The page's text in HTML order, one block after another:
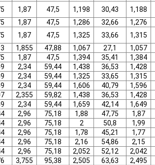
1,87 47,5 1,198 30,43 1,188
1,87 47,5 1,286 32,66 1,276
1,87 47,5 1,325 33,66 1,315
1,855 47,88 1,067 27,1 1,057
1,87 47,5 1,394 35,41 1,384
2,34 59,44 1,438 36,53 1,428
2,34 59,44 1,325 33,65 1,315
2,34 59,44 1,606 40,79 1,596
2,355 59,82 1,438 36,53 1,428
2,34 59,44 1,659 42,14 1,649
2,96 75,18 1,88 47,75 1,87
2,96 75,18 2 50,8 1,99
2,96 75,18 1,78 45,21 1,77
2,96 75,18 2,16 54,86 2,15
2,96 75,18 2,052 52,12 2,042
3,755 95,38 2,505 63,63 2,495